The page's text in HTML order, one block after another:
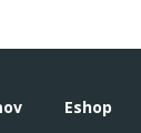
Eshop